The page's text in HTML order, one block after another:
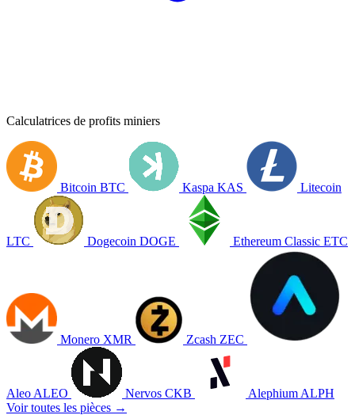
Calculatrices de profits miniers
Bitcoin BTC Kaspa KAS Litecoin
LTC Dogecoin DOGE Ethereum Classic ETC
Monero XMR Zcash ZEC
Aleo ALEO Nervos CKB Alephium ALPH
Voir toutes les pièces →